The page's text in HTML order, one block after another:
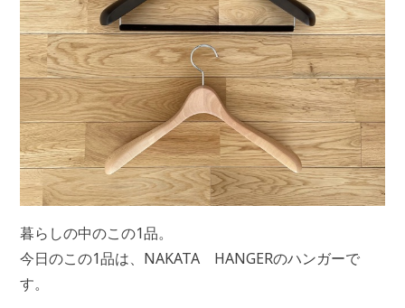
暮らしの中のこの1品。
今日のこの1品は、NAKATA HANGERのハンガーで
す。